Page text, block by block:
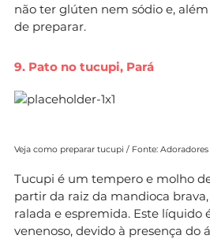
não ter glúten nem sódio e,
de preparar.
9. Pato no tucupi, Pará
Veja como preparar tucupi / Fonte:
Tucupi é um tempero e molho
partir da raiz da mandioca brava,
ralada e espremida. Este líquido
venenoso, devido à presença do